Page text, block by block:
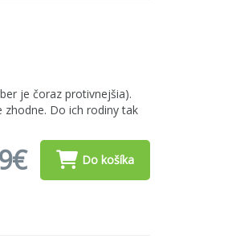
je čoraz protivnejšia).
zhodne. Do ich rodiny tak
Do košíka